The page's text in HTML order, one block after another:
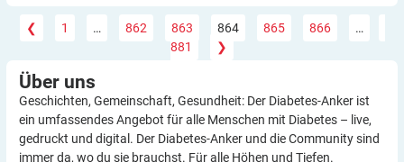
❮ 1 … 862 863 864 865 866
…
881
❯
Über uns
Geschichten, Gemeinschaft, Gesundheit: Der Diabetes-Anker ist
ein umfassendes Angebot für alle Menschen mit Diabetes – live,
gedruckt und digital. Der Diabetes-Anker und die Community sind
immer da, wo du sie brauchst. Für alle Höhen und Tiefen.